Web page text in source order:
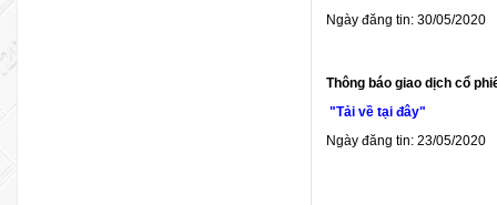
Ngày đăng tin: 30/05/2020
Thông báo giao dịch cổ
"Tải về tại đây"
Ngày đăng tin: 23/05/2020